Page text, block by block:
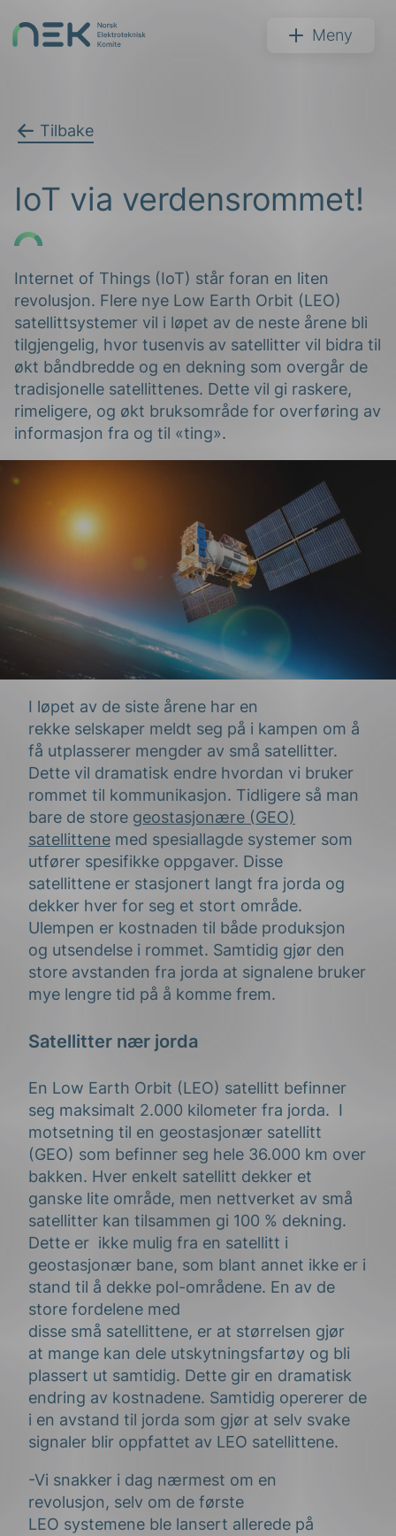
NEK Meny
Tilbake
IoT via verdensrommet!
Internet of Things (IoT) står foran en liten
revolusjon. Flere nye Low Earth Orbit (LEO)
satellittsystemer vil i løpet av de neste årene bli
tilgjengelig, hvor tusenvis av satellitter vil bidra til
økt båndbredde og en dekning som overgår de
tradisjonelle satellittenes. Dette vil gi raskere,
rimeligere, og økt bruksområde for overføring av
informasjon fra og til «ting».
I løpet av de siste årene har en
rekke selskaper meldt seg på i kampen om å
få utplasserer mengder av små satellitter.
Dette vil dramatisk endre hvordan vi bruker
rommet til kommunikasjon. Tidligere så man
bare de store geostasjonære (GEO)
satellittene med spesiallagde systemer som
utfører spesifikke oppgaver. Disse
satellittene er stasjonert langt fra jorda og
dekker hver for seg et stort område.
Ulempen er kostnaden til både produksjon
og utsendelse i rommet. Samtidig gjør den
store avstanden fra jorda at signalene bruker
mye lengre tid på å komme frem.
Satellitter nær jorda
En Low Earth Orbit (LEO) satellitt befinner
seg maksimalt 2.000 kilometer fra jorda. I
motsetning til en geostasjonær satellitt
(GEO) som befinner seg hele 36.000 km over
bakken. Hver enkelt satellitt dekker et
ganske lite område, men nettverket av små
satellitter kan tilsammen gi 100 % dekning.
Dette er ikke mulig fra en satellitt i
geostasjonær bane, som blant annet ikke er i
stand til å dekke pol-områdene. En av de
store fordelene med
disse små satellittene, er at størrelsen gjør
at mange kan dele utskytningsfartøy og bli
plassert ut samtidig. Dette gir en dramatisk
endring av kostnadene. Samtidig opererer de
i en avstand til jorda som gjør at selv svake
signaler blir oppfattet av LEO satellittene.
-Vi snakker i dag nærmest om en
revolusjon, selv om de første
LEO systemene ble lansert allerede på